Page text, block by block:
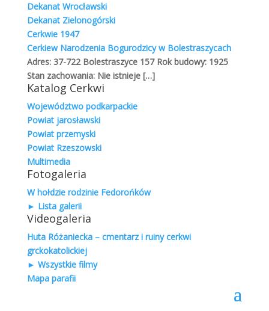
Dekanat Wrocławski
Dekanat Zielonogórski
Cerkwie 1947
Cerkiew Narodzenia Bogurodzicy w Bolestraszycach
Adres: 37-722 Bolestraszyce 157 Rok budowy: 1925
Stan zachowania: Nie istnieje[…]
Katalog Cerkwi
Województwo podkarpackie
Powiat jarosławski
Powiat przemyski
Powiat Rzeszowski
Multimedia
Fotogaleria
W hołdzie rodzinie Fedorońków
► Lista galerii
Videogaleria
Huta Różaniecka – cmentarz i ruiny cerkwi
grckokatolickiej
► Wszystkie filmy
Mapa parafii
W wyniku długoletniego konfliktu między Rzymem a
Konstantynopolem na tle ekonomicznym i
teologicznym, dnia 16 lipca 1054 roku wysłannicy
papieża Leona IX, tuż przed rozpoczęciem
nabożeństwa zjawili w świątyni Mądrości Bożej i na
ołtarzu złożyli bullę wyklinającą patriarchę Michała
Cerulariusza i jego zwolenników. Patriarcha uczynił
podobny gest pod adresem papieża. 24 lipca spalono
kopię ekskomuniki,
Czytaj dalej
ZARYS HISTORYCZNY GREKOKATOLICYZMU
988 – 1054
Grekokatolicy,Historia
Praźródło Kościoła greckokatolickiego wypływa z Rusi
Kijowskiej. W tradycji wschodniej funkcjonuje historia,